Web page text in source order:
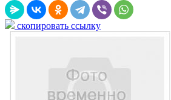
скопировать ссылку